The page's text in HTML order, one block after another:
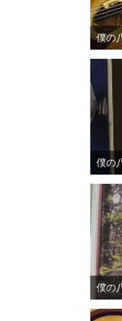
僕の
僕の
僕の